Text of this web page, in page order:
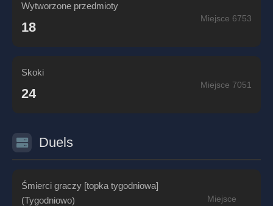
Wytworzone przedmioty
18
Miejsce 6753
Skoki
24
Miejsce 7051
Duels
Śmierci graczy [topka tygodniowa]
(Tygodniowo)
Miejsce